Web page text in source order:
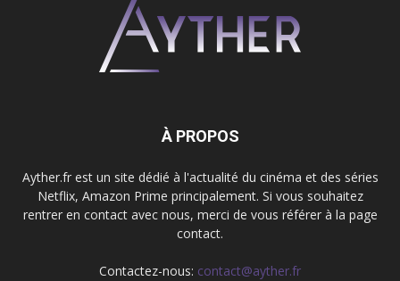
À PROPOS
Ayther.fr est un site dédié à l'actualité du cinéma et des séries
Netflix, Amazon Prime principalement. Si vous souhaitez
rentrer en contact avec nous, merci de vous référer à la page
contact.
Contactez-nous: contact@ayther.fr